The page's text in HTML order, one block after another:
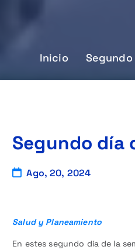
Inicio Segundo
Segundo día
Ago, 20, 2024
Salud y Planeamiento
En estes segundo día de la